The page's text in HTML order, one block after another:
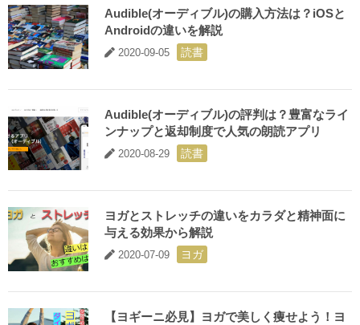
Audible(オーディブル)の購入方法は？iOSと
Androidの違いを解説
2020-09-05 読書
Audible(オーディブル)の評判は？豊富なライ
ンナップと返却制度で人気の朗読アプリ
2020-08-29 読書
ヨガとストレッチの違いをカラダと精神面に
与える効果から解説
2020-07-09 ヨガ
【ヨギーニ必見】ヨガで美しく痩せよう！ヨ